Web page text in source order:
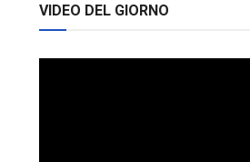
VIDEO DEL GIORNO